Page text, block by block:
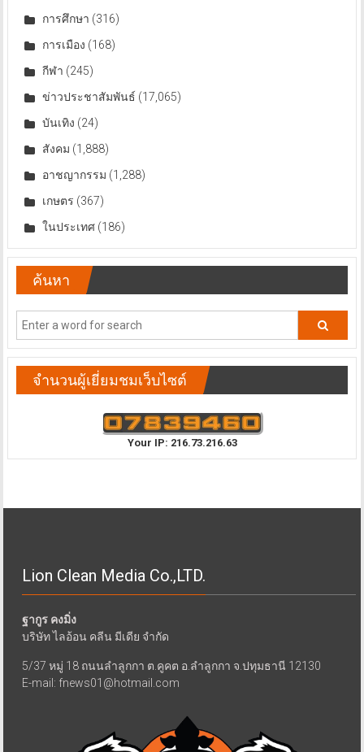
การศึกษา (316)
การเมือง (168)
กีฬา (245)
ข่าวประชาสัมพันธ์ (17,065)
บันเทิง (24)
สังคม (1,888)
อาชญากรรม (1,288)
เกษตร (367)
ในประเทศ(186)
ค้นหา
จำนวนผู้เยี่ยมชมเว็บไซต์
Your IP: 216.73.216.63
Lion Clean Media Co.,LTD.
ฐากูร คงมิ่ง
บริษัท ไลอ้อน คลีน มีเดีย จำกัด
5/37 หมู่ 18 ถนนลำลูกกา ต.คูคต อ.ลำลูกกา จ.ปทุมธานี 12130
E-mail: fnews01@hotmail.com